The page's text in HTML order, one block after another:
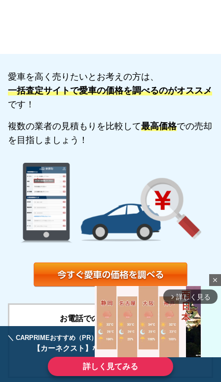
＼ CARPRIMEおすすめ（PR） ／ディーラーで手放すのはもったいない！
【カーネクスト】ならどんなクルマも高価買取
詳しく見てみる
愛車を高く売りたいとお考えの方は、
一括査定サイトで愛車の価格を調べるのがオススメ
です！
複数の業者の見積もりを比較して最高価格での売却
を目指しましょう！
お電話でのお申込みも受付中！
0120-994-996
9:30～18:30 / 平日のみ
close
arrow_forward_ios 詳しく見る